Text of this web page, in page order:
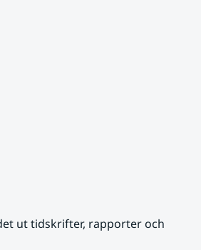
ut tidskrifter, rapporter och